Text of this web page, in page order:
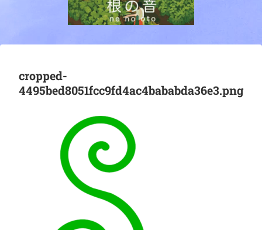
cropped-
4495bed8051fcc9fd4ac4bababda36e3.png